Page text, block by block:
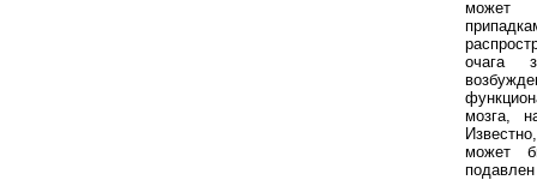
может
очага
мозга,
может